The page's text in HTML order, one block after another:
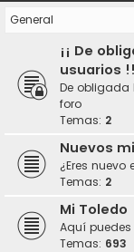
General
¡¡ De
usuarios !!
De obligada
foro
Temas: 2
Nuevos
¿Eres nuevo
Temas: 2
Mi Toledo
Aquí
Temas: 693